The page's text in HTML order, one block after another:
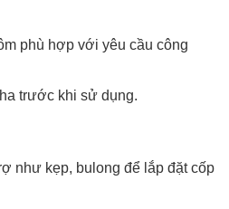
phù hợp với yêu cầu công
trước khi sử dụng.
như kẹp, bulong để lắp đặt cốp